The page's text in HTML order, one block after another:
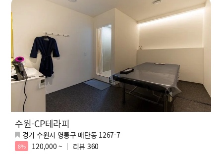
수원-CP테라피
경기 수원시 영통구 매탄동 1267-7
8% 120,000 ~ 리뷰 360